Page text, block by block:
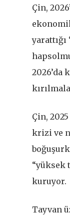
Çin,
2026’da
Çin,
krizi ve
“yüksek
kuruyor.
Tayvan